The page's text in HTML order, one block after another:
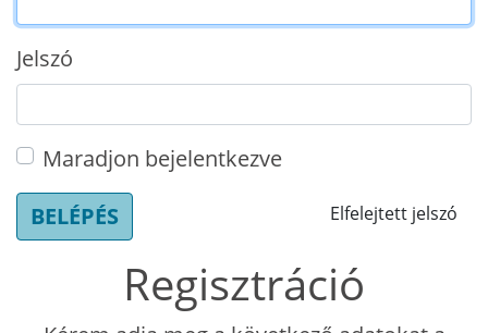
Jelszó
Maradjon bejelentkezve
BELÉPÉS
Elfelejtett jelszó
Regisztráció